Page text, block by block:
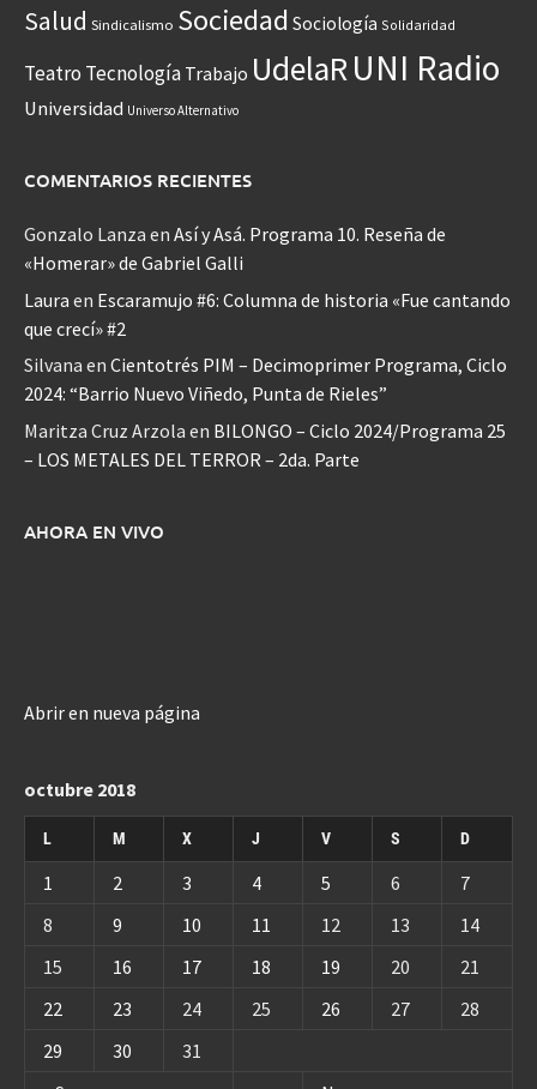
Salud Sindicalismo Sociedad Sociología Solidaridad
Teatro Tecnología Trabajo UdelaRUNI Radio
Universidad Universo Alternativo
COMENTARIOS RECIENTES
Gonzalo Lanza en Así y Asá. Programa 10. Reseña de
«Homerar» de Gabriel Galli
Laura en Escaramujo #6: Columna de historia «Fue cantando
que crecí» #2
Silvana en Cientotrés PIM – Decimoprimer Programa, Ciclo
2024: “Barrio Nuevo Viñedo, Punta de Rieles”
Maritza Cruz Arzola en BILONGO – Ciclo 2024/Programa 25
– LOS METALES DEL TERROR – 2da. Parte
AHORA EN VIVO
Abrir en nueva página
octubre 2018
L M X J V S D
1 2 3 4 5 6
7
8
9 10 11 12 13
14
15
16 17 18 19 20
21
22
23 24 25 26 27
28
29
30 31